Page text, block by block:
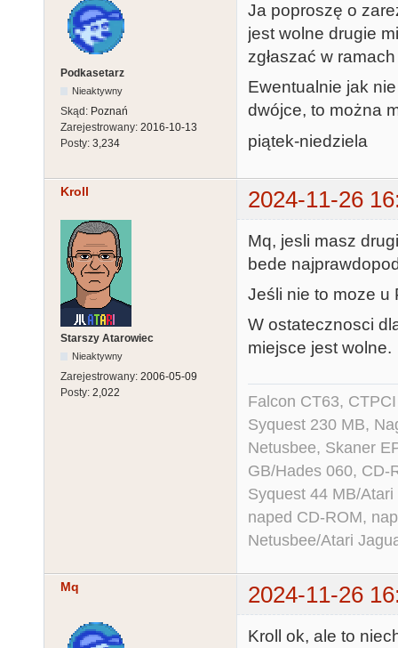
Podkasetarz
Nieaktywny
Skąd: Poznań
Zarejestrowany: 2016-10-13
Posty: 3,234
Ja poproszę o
jest wolne drugie
zgłaszać w
Ewentualnie jak
dwójce, to można
piątek-niedziela
Kroll 2024-11-26
Starszy Atarowiec
Nieaktywny
Zarejestrowany: 2006-05-09
Posty: 2,022
Mq, jesli masz
bede
Jeśli nie to moze u
W ostatecznosci
miejsce jest wolne.
Falcon CT63,
Syquest 230 MB,
Netusbee, Skaner
GB/Hades 060, CD-
Syquest 44 MB/
naped CD-ROM,
Netusbee/Atari
Mq 2024-11-26
Kroll ok, ale to